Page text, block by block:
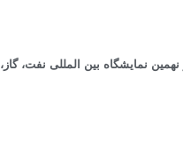
نمایشگاه بین المللی نفت، گاز،